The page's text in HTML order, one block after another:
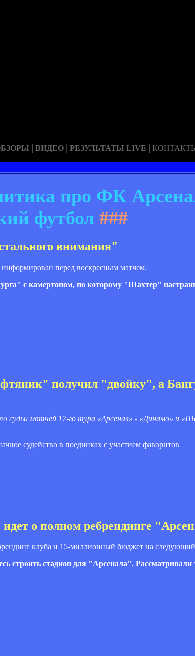
| ВИДЕО | РЕЗУЛЬТАТЫ LIVE |
про ФК
футбол###
внимания"
перед воскресным матчем.
с камертоном, по которому "Шахтер"
получил "двойку", а
судьи матчей 17-го тура «Арсенал» - «Динамо» и
судейство в поединках с участием фаворитов
о полном ребрендинге
клуба и 15-миллионный бюджет на
строить стадион для "Арсенала".